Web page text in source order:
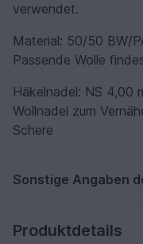
verwendet.
Material: 50/50 BW/
Passende Wolle
Häkelnadel: NS 4,00
Wollnadel zum
Schere
Sonstige Angaben
Produktdetails